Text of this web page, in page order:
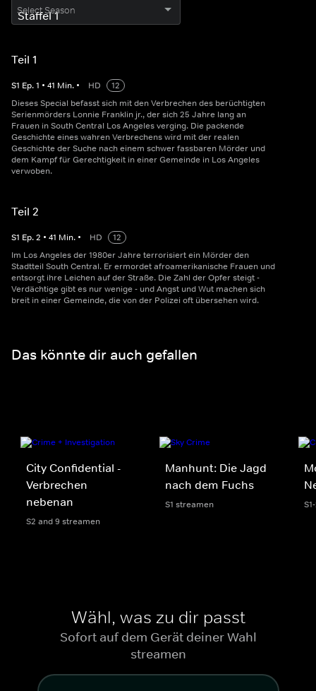
Select Season
Teil 1
S1 Ep.1 • 41 Min. • HD
12
Dieses Special befasst sich mit den Verbrechen des berüchtigten
Serienmörders Lonnie Franklin jr., der sich 25 Jahre lang an
Frauen in South Central Los Angeles verging. Die packende
Geschichte eines wahren Verbrechens wird mit der realen
Geschichte der Suche nach einem schwer fassbaren Mörder und
dem Kampf für Gerechtigkeit in einer Gemeinde in Los Angeles
verwoben.
Teil 2
S1 Ep.2 • 41 Min. • HD
12
Im Los Angeles der 1980er Jahre terrorisiert ein Mörder den
Stadtteil South Central. Er ermordet afroamerikanische Frauen und
entsorgt ihre Leichen auf der Straße. Die Zahl der Opfer steigt -
Verdächtige gibt es nur wenige - und Angst und Wut machen sich
breit in einer Gemeinde, die von der Polizei oft übersehen wird.
Das könnte dir auch gefallen
City Confidential -
Verbrechen
nebenan
S2 and 9 streamen
Manhunt: Die Jagd
nach dem Fuchs
S1 streamen
Wähl, was zu dir passt
Sofort auf dem Gerät deiner Wahl
streamen